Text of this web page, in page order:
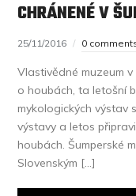
CHRÁNENÉ V
25/11/2016 0
Vlastivědné muzeum
o houbách, ta letošní
mykologických výstav
výstavy a letos
houbách. Šumperské
Slovenským […]